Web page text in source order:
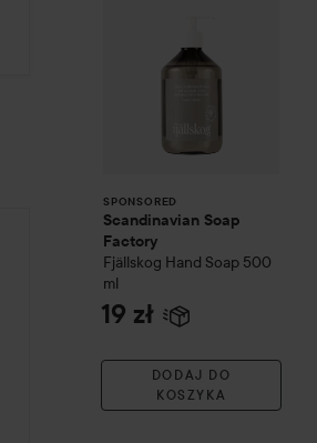
SPONSORED
Scandinavian Soap
Factory
Fjällskog Hand Soap 500
ml
19 zł
DODAJ DO
KOSZYKA